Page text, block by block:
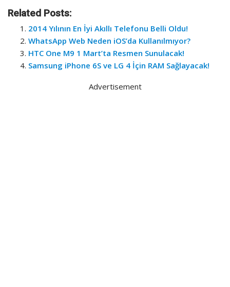
Related Posts:
2014 Yılının En İyi Akıllı Telefonu Belli Oldu!
WhatsApp Web Neden iOS’da Kullanılmıyor?
HTC One M9 1 Mart’ta Resmen Sunulacak!
Samsung iPhone 6S ve LG 4 İçin RAM Sağlayacak!
Advertisement